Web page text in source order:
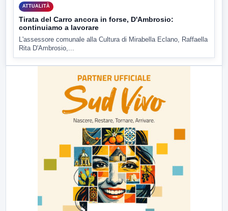
ATTUALITÀ
Tirata del Carro ancora in forse, D'Ambrosio:
continuiamo a lavorare
L'assessore comunale alla Cultura di Mirabella Eclano, Raffaella
Rita D'Ambrosio,...